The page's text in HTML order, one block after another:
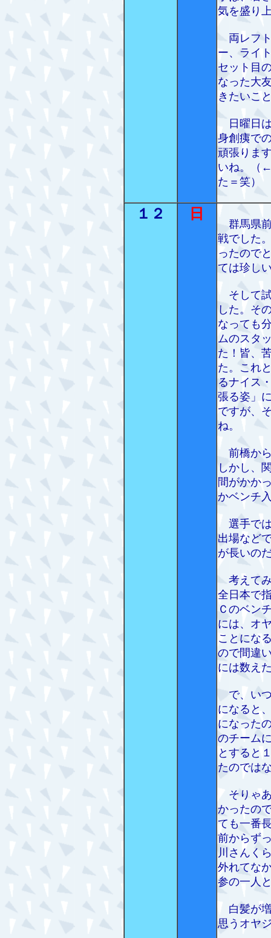
気を盛り
両レフト
ー、ライ
セット目
なった大
きたいこ
日曜日は
身創痍で
頑張りま
いね。（
た＝笑）
１２ 日
群馬県前
戦でした
ったので
ては珍し
そして試
した。そ
なっても
ムのスタ
た！皆、
た。これ
るナイス
張る姿」
ですが、
ね。
前橋から
しかし、
間がかか
かベンチ
選手では
出場など
が長いの
考えてみ
全日本で
Ｃのベン
には、オ
ことにな
ので間違
には数え
で、いつ
になると
になった
のチーム
とすると
たのでは
そりゃあ
かったの
ても一番
前からず
川さんく
外れてな
参の一人
白髪が増
思うオヤ